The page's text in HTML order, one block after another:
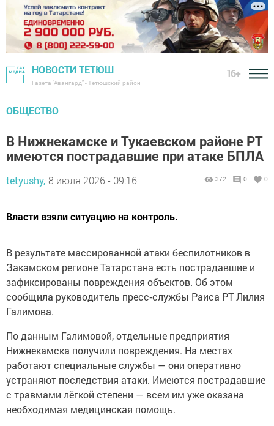
НОВОСТИ ТЕТЮШ
Газета "Авангард" - Тетюшский район
16+
ОБЩЕСТВО
В Нижнекамске и Тукаевском районе РТ
имеются пострадавшие при атаке БПЛА
tetyushy, 8 июля 2026 - 09:16 372 0 0
Власти взяли ситуацию на контроль.
В результате массированной атаки беспилотников в
Закамском регионе Татарстана есть пострадавшие и
зафиксированы повреждения объектов. Об этом
сообщила руководитель пресс‑службы Раиса РТ Лилия
Галимова.
По данным Галимовой, отдельные предприятия
Нижнекамска получили повреждения. На местах
работают специальные службы — они оперативно
устраняют последствия атаки. Имеются пострадавшие
с травмами лёгкой степени — всем им уже оказана
необходимая медицинская помощь.